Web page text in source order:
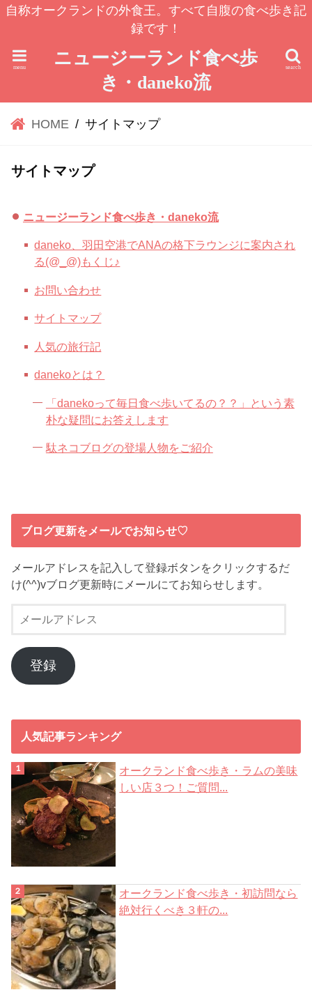
自称オークランドの外食王。すべて自腹の食べ歩き記
録です！
ニュージーランド食べ歩
き・daneko流
search
menu
HOME サイトマップ
サイトマップ
ニュージーランド食べ歩き・daneko流
daneko、羽田空港でANAの格下ラウンジに案内され
る(@_@)もくじ♪
お問い合わせ
サイトマップ
人気の旅行記
danekoとは？
「danekoって毎日食べ歩いてるの？？」という素
朴な疑問にお答えします
駄ネコブログの登場人物をご紹介
ブログ更新をメールでお知らせ♡
メールアドレスを記入して登録ボタンをクリックするだ
け(^^)vブログ更新時にメールにてお知らせします。
ー
ア
ド
登録
人気記事ランキング
オークランド食べ歩き・ラムの美味
しい店３つ！ご質問...
オークランド食べ歩き・初訪問なら
絶対行くべき３軒の...